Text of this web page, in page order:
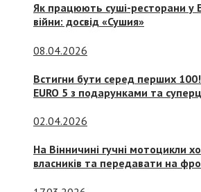
Як працюють суші-ресторани у
війни: досвід «Сушия»
08.04.2026
Встигни бути серед перших
EURO 5 з подарунками та
02.04.2026
На Вінничині гучні мотоцикли
власників та передавати на